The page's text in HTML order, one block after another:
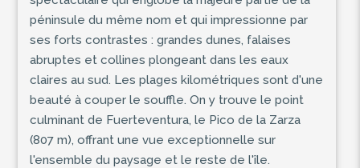
péninsule du même nom et qui impressionne par
ses forts contrastes : grandes dunes, falaises
abruptes et collines plongeant dans les eaux
claires au sud. Les plages kilométriques sont d'une
beauté à couper le souffle. On y trouve le point
culminant de Fuerteventura, le Pico de la Zarza
(807 m), offrant une vue exceptionnelle sur
l'ensemble du paysage et le reste de l'île.